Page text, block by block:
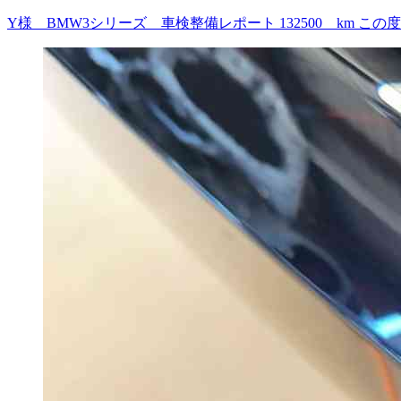
Y様 BMW3シリーズ 車検整備レポート 132500 km この度